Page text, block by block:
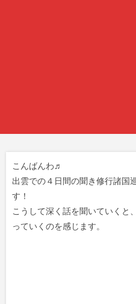
こんばんわ♬
出雲での４日間の聞き修行諸国
す！
こうして深く話を聞いていくと
っていくのを感じます。